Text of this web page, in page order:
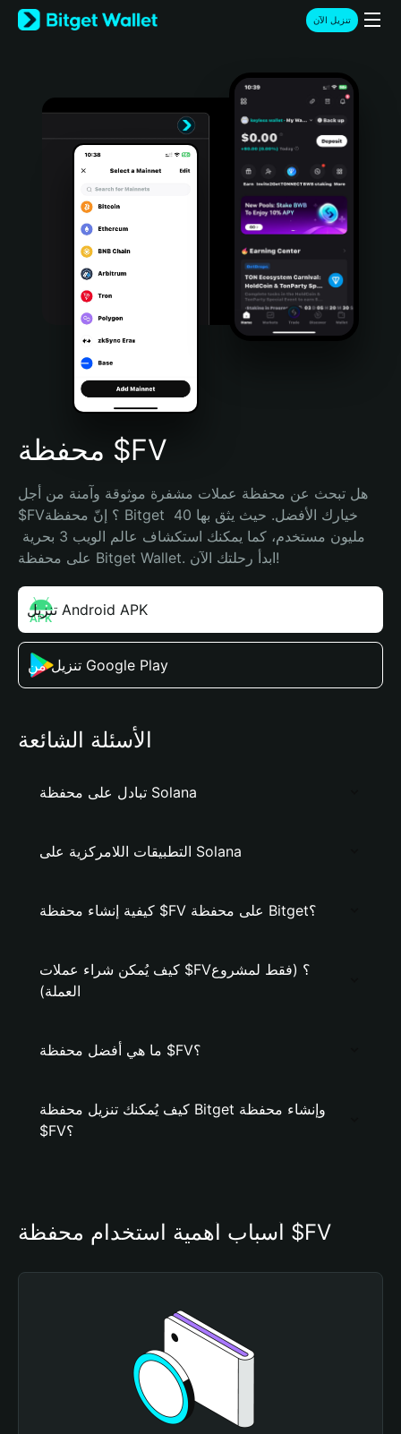
English
日本語
Türkçe
Português (Portugal)
Bahasa Indonesia
Português (Brasil)
Español (Argentina)
تنزيل الآن
محفظة $FV
هل تبحث عن محفظة عملات مشفرة موثوقة وآمنة من أجل
$FV؟ إنّ محفظة Bitget خيارك الأفضل. حيث يثق بها 40
على محفظة Bitget Wallet. ابدأ رحلتك الآن!
تنزيل Android APK
تنزيل من Google Play
الأسئلة الشائعة
تبادل على محفظة Solana
التطبيقات اللامركزية على Solana
كيفية إنشاء محفظة $FV على محفظة Bitget؟
كيف يُمكن شراء عملات $FV؟ (فقط لمشروع
العملة)
ما هي أفضل محفظة $FV؟
كيف يُمكنك تنزيل محفظة Bitget وإنشاء محفظة
$FV؟
أسباب أهمية استخدام محفظة $FV